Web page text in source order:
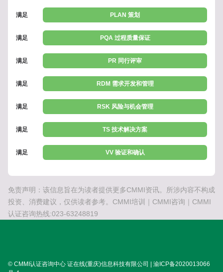
满足 PLAN 策划
满足 PQA 过程质量保证
满足 PR 同行评审
满足 RDM 需求开发和管理
满足 RSK 风险与机会管理
满足 TS 技术解决方案
满足 VV 验证和确认
免责声明：该信息旨在为读者提供更多CMMI资讯。所涉内容不构成
投资、消费建议，仅供读者参考。CMMI培训｜CMMI咨询｜CMMI
认证咨询热线:023-63248819
© CMMI认证咨询中心 证在线(重庆)信息科技有限公司 | 渝ICP备2020013066